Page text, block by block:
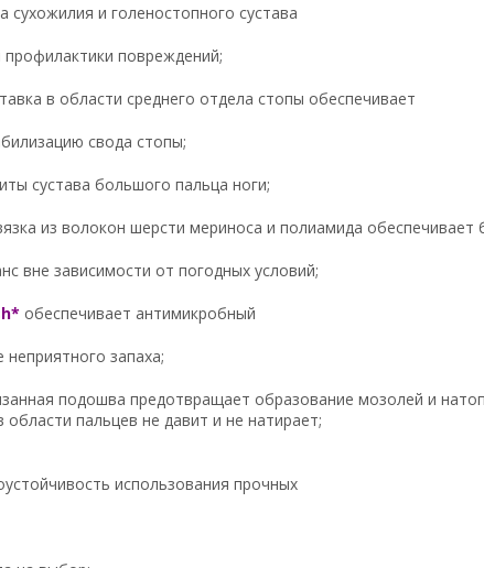
сухожилия и голеностопного сустава
профилактики повреждений;
в области среднего отдела стопы обеспечивает
свода стопы;
сустава большого пальца ноги;
из волокон шерсти мериноса и полиамида обеспечивает
вне зависимости от погодных условий;
обеспечивает антимикробный
запаха;
подошва предотвращает образование мозолей и
области пальцев не давит и не натирает;
использования прочных